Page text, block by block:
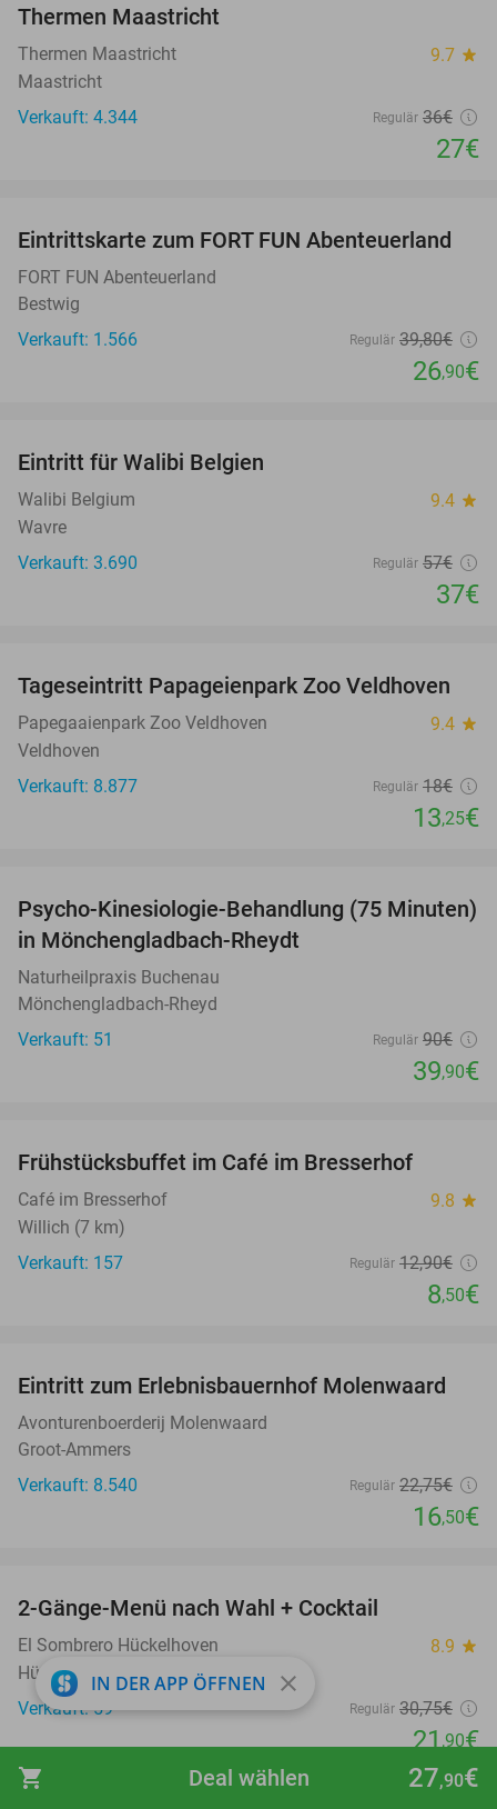
shopping_cart 27,90€
Deal wählen
Thermen Maastricht
Thermen Maastricht 9.7 star
Maastricht
Verkauft: 4.344
Regulär 36€
27€
32%
Eintrittskarte zum FORT FUN Abenteuerland
FORT FUN Abenteuerland
Bestwig
Verkauft: 1.566
Regulär 39,80€
26,90€
Eintritt für Walibi Belgien
Walibi Belgium 9.4 star
Wavre
Verkauft: 3.690
Regulär 57€
37€
26%
Tageseintritt Papageienpark Zoo Veldhoven
Papegaaienpark Zoo Veldhoven 9.4 star
Veldhoven
Verkauft: 8.877
Regulär 18€
13,25€
56%
Psycho-Kinesiologie-Behandlung (75 Minuten)
in Mönchengladbach-Rheydt
Naturheilpraxis Buchenau
Mönchengladbach-Rheyd
Verkauft: 51
Regulär 90€
39,90€
Frühstücksbuffet im Café im Bresserhof
Café im Bresserhof 9.8 star
Willich (7 km)
Verkauft: 157
Regulär 12,90€
8,50€
27%
Eintritt zum Erlebnisbauernhof Molenwaard
Avonturenboerderij Molenwaard
Groot-Ammers
Verkauft: 8.540
Regulär 22,75€
16,50€
2-Gänge-Menü nach Wahl + Cocktail
El Sombrero Hückelhoven 8.9 star
Hückelhoven
Verkauft: 59
Regulär 30,75€
21,90€
IN DER APP ÖFFNEN close